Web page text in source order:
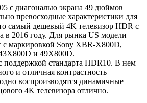
с диагональю экрана 49 дюймов
превосходные характеристики для
самый дешевый 4K телевизор HDR с
в 2016 году. Для рынка US модели
с маркировкой Sony XBR-X800D,
и 49X800D.
поддержкой стандарта HDR10. В нем
и отличная контрастность
воспроизводятся динамичные
4K телевизора отлично.